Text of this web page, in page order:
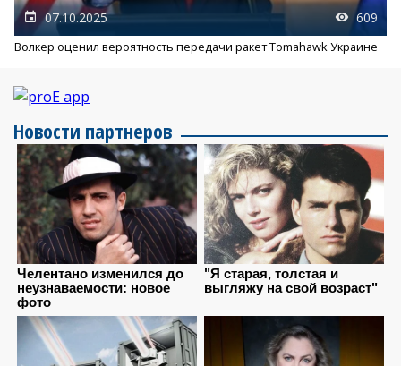
07.10.2025 609
Волкер оценил вероятность передачи ракет Tomahawk Украине
Новости партнеров